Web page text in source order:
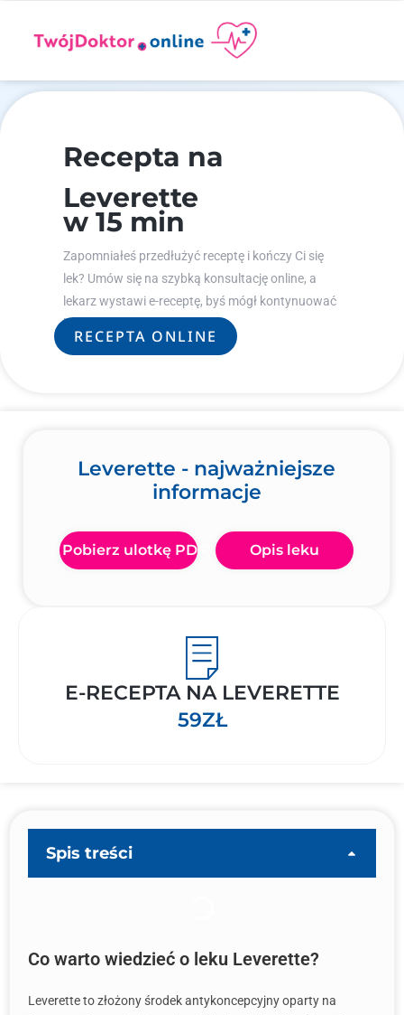
Recepta na
Leverette
w 15 min
Zapomniałeś przedłużyć receptę i kończy Ci się
lek? Umów się na szybką konsultację online, a
lekarz wystawi e-receptę, byś mógł kontynuować
leczenie.
RECEPTA ONLINE
Leverette - najważniejsze
informacje
Pobierz ulotkę PDF Opis leku
E-RECEPTA NA LEVERETTE
59ZŁ
Spis treści
Co warto wiedzieć o leku Leverette?
Leverette to złożony środek antykoncepcyjny oparty na